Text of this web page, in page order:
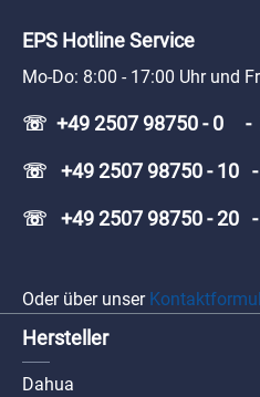
EPS Hotline Service
Mo-Do: 8:00 - 17:00 Uhr und
☏ +49 2507 98750 - 0 -
☏ +49 2507 98750 - 10 -
☏ +49 2507 98750 - 20 -
Oder über unser
Hersteller
Dahua